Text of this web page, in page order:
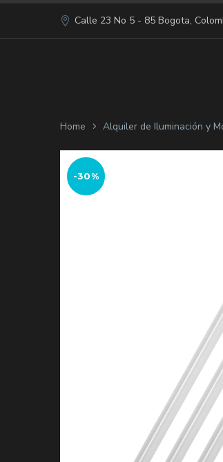
Calle 23 No 5 - 85 Bogota,
Home Alquiler de Iluminación y
-30%